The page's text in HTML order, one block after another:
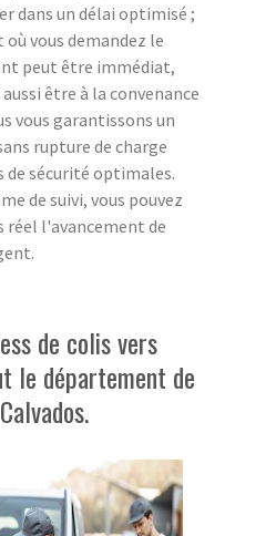
dans un délai optimisé ;
vous demandez le
peut être immédiat,
être à la convenance
vous garantissons un
rupture de charge
de sécurité optimales.
de suivi, vous pouvez
l'avancement de
de colis vers
le département de